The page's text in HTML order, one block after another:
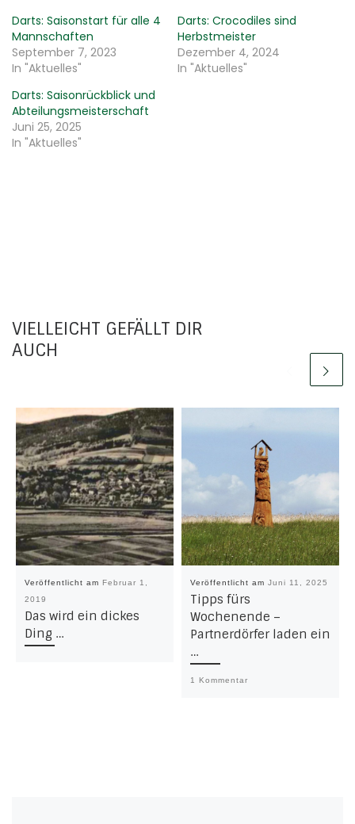
Darts: Saisonstart für alle 4
Mannschaften
September 7, 2023
In "Aktuelles"
Darts: Crocodiles sind
Herbstmeister
Dezember 4, 2024
In "Aktuelles"
Darts: Saisonrückblick und
Abteilungsmeisterschaft
Juni 25, 2025
In "Aktuelles"
VIELLEICHT GEFÄLLT DIR
AUCH
Veröffentlicht am Februar 1,
2019
Das wird ein dickes
Ding …
Veröffentlicht am Juni 11, 2025
Tipps fürs
Wochenende –
Partnerdörfer laden ein
…
1 Kommentar